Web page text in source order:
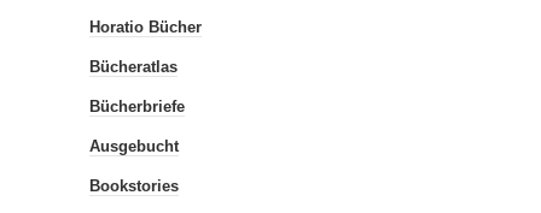
Bookster HRO
Litaffin
Bücherherbst
Horatio Bücher
Bücheratlas